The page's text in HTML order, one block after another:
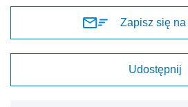
Zapisz się
Udostępnij